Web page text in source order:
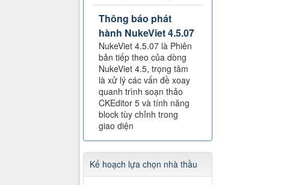
Thông báo phát
hành NukeViet 4.5.07
NukeViet 4.5.07 là Phiên
bản tiếp theo của dòng
NukeViet 4.5, trọng tâm
là xử lý các vấn đề xoay
quanh trình soạn thảo
CKEditor 5 và tính năng
block tùy chỉnh trong
giao diện
Kế hoạch lựa chọn nhà thầu